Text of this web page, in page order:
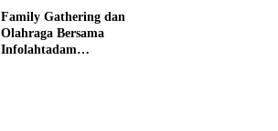
Family Gathering dan
Olahraga Bersama
Infolahtadam